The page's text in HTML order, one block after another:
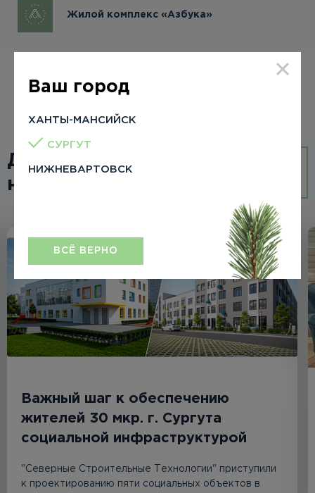
Ваш город
ХАНТЫ-МАНСИЙСК
СУРГУТ
НИЖНЕВАРТОВСК
ВСЁ ВЕРНО
Жилой комплекс «Азбука»
Другие
новости
Важный шаг к обеспечению
жителей 30 мкр. г. Сургута
социальной инфраструктурой
"Северные Строительные Технологии" приступили
к проектированию пяти социальных объектов в